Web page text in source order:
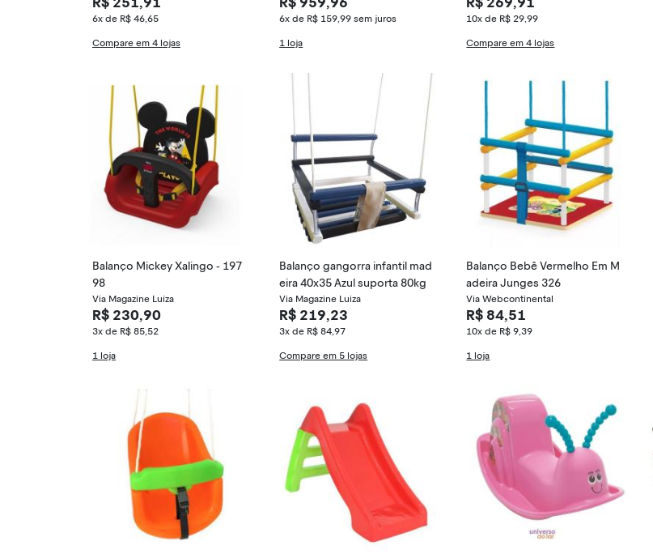
6x de R$ 46,65
Compare em 4 lojas
6x de R$ 159,99 sem juros
1 loja
10x de R$ 29,99
Compare em 4 lojas
Balanço Mickey Xalingo - 197
98
Via Magazine Luiza
R$ 230,90
3x de R$ 85,52
1 loja
Balanço gangorra infantil mad
eira 40x35 Azul suporta 80kg
Via Magazine Luiza
R$ 219,23
3x de R$ 84,97
Compare em 5 lojas
Balanço Bebê Vermelho Em M
adeira Junges 326
Via Webcontinental
R$ 84,51
10x de R$ 9,39
1 loja